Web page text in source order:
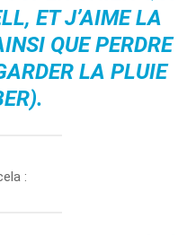
ET J’AIME LA
QUE PERDRE
LA PLUIE
: